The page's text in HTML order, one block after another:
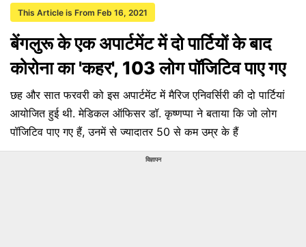
This Article is From Feb 16, 2021
बेंगलुरू के एक अपार्टमेंट में दो पार्टियों के बाद
कोरोना का 'कहर', 103 लोग पॉ‍जिटिव पाए गए
छह और सात फरवरी को इस अपार्टमेंट में मैरिज एनिवर्सिरी की दो पार्टियां
आयोजित हुई थी. मेडिकल ऑफिसर डॉ. कृष्‍णप्‍पा ने बताया कि जो लोग
पॉजिटिव पाए गए हैं, उनमें से ज्‍यादातर 50 से कम उम्र के हैं
विज्ञापन